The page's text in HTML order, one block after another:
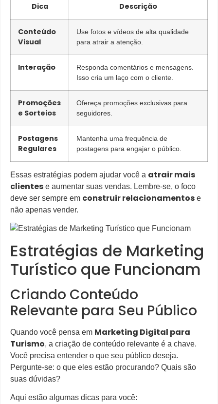
Dica Descrição
Conteúdo
Visual
Use fotos e vídeos de alta qualidade
para atrair a atenção.
Interação
Responda comentários e mensagens.
Isso cria um laço com o cliente.
Promoções
e Sorteios
Ofereça promoções exclusivas para
seguidores.
Postagens
Regulares
Mantenha uma frequência de
postagens para engajar o público.
Essas estratégias podem ajudar você a atrair mais
clientes e aumentar suas vendas. Lembre-se, o foco
deve ser sempre em construir relacionamentos e
não apenas vender.
Estratégias de Marketing
Turístico que Funcionam
Criando Conteúdo
Relevante para Seu Público
Quando você pensa em Marketing Digital para
Turismo, a criação de conteúdo relevante é a chave.
Você precisa entender o que seu público deseja.
Pergunte-se: o que eles estão procurando? Quais são
suas dúvidas?
Aqui estão algumas dicas para você: